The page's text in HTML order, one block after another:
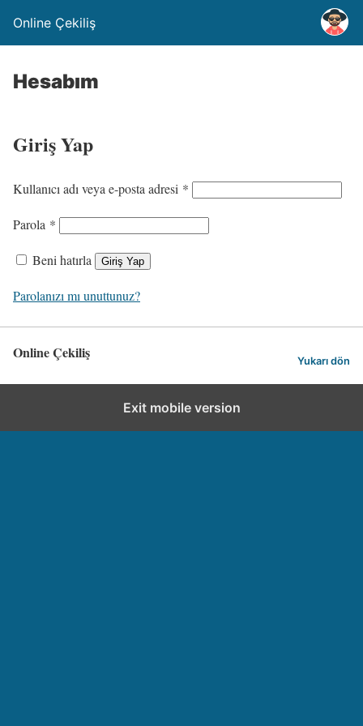
Online Çekiliş
Hesabım
Giriş Yap
Kullanıcı adı veya e-posta adresi * G
r
i
Parola * G
r
e
i
Beni hatırla Giriş Yap
Parolanızı mı unuttunuz?
Online Çekiliş Yukarı dön
Exit mobile version